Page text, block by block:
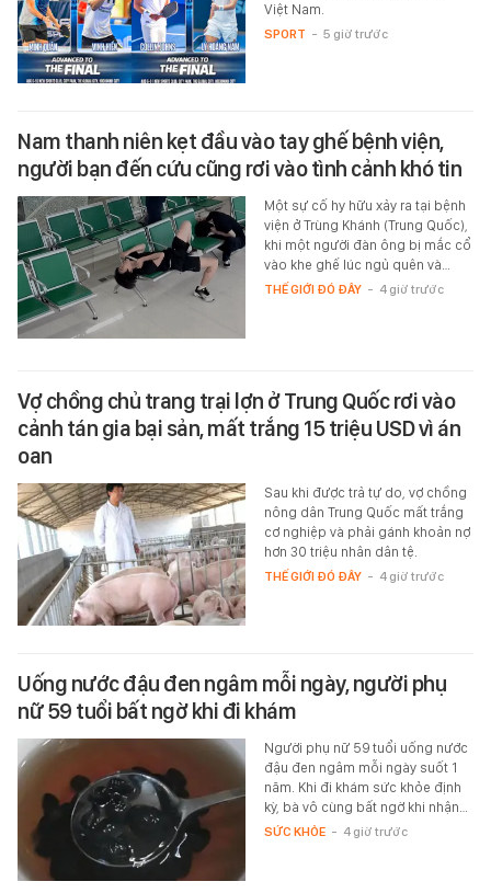
Việt Nam.
SPORT - 5 giờ trước
Nam thanh niên kẹt đầu vào tay ghế bệnh viện,
người bạn đến cứu cũng rơi vào tình cảnh khó tin
Một sự cố hy hữu xảy ra tại bệnh
viện ở Trùng Khánh (Trung Quốc),
khi một người đàn ông bị mắc cổ
vào khe ghế lúc ngủ quên và…
THẾ GIỚI ĐÓ ĐÂY - 4 giờ trước
Vợ chồng chủ trang trại lợn ở Trung Quốc rơi vào
cảnh tán gia bại sản, mất trắng 15 triệu USD vì án
oan
Sau khi được trả tự do, vợ chồng
nông dân Trung Quốc mất trắng
cơ nghiệp và phải gánh khoản nợ
hơn 30 triệu nhân dân tệ.
THẾ GIỚI ĐÓ ĐÂY - 4 giờ trước
Uống nước đậu đen ngâm mỗi ngày, người phụ
nữ 59 tuổi bất ngờ khi đi khám
Người phụ nữ 59 tuổi uống nước
đậu đen ngâm mỗi ngày suốt 1
năm. Khi đi khám sức khỏe định
kỳ, bà vô cùng bất ngờ khi nhận…
SỨC KHỎE - 4 giờ trước